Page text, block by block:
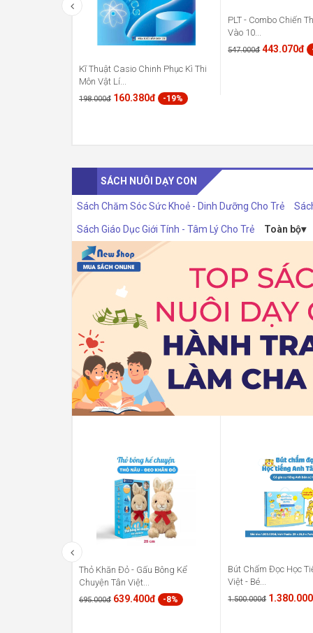
Kĩ Thuật Casio Chinh Phục Kì Thi
Môn Vật Lí...
198.000đ 160.380đ -19%
PLT - Combo Chiến
Vào 10...
547.000đ 443.070đ
SÁCH NUÔI DẠY CON
Sách Chăm Sóc Sức Khoẻ - Dinh Dưỡng Cho Trẻ
Sách Giáo Dục Giới Tính - Tâm Lý Cho Trẻ Toàn bộ
Thỏ Khăn Đỏ - Gấu Bông Kể
Chuyện Tân Việt...
695.000đ 639.400đ -8%
Bút Chấm Đọc Học
Việt - Bé...
1.500.000đ